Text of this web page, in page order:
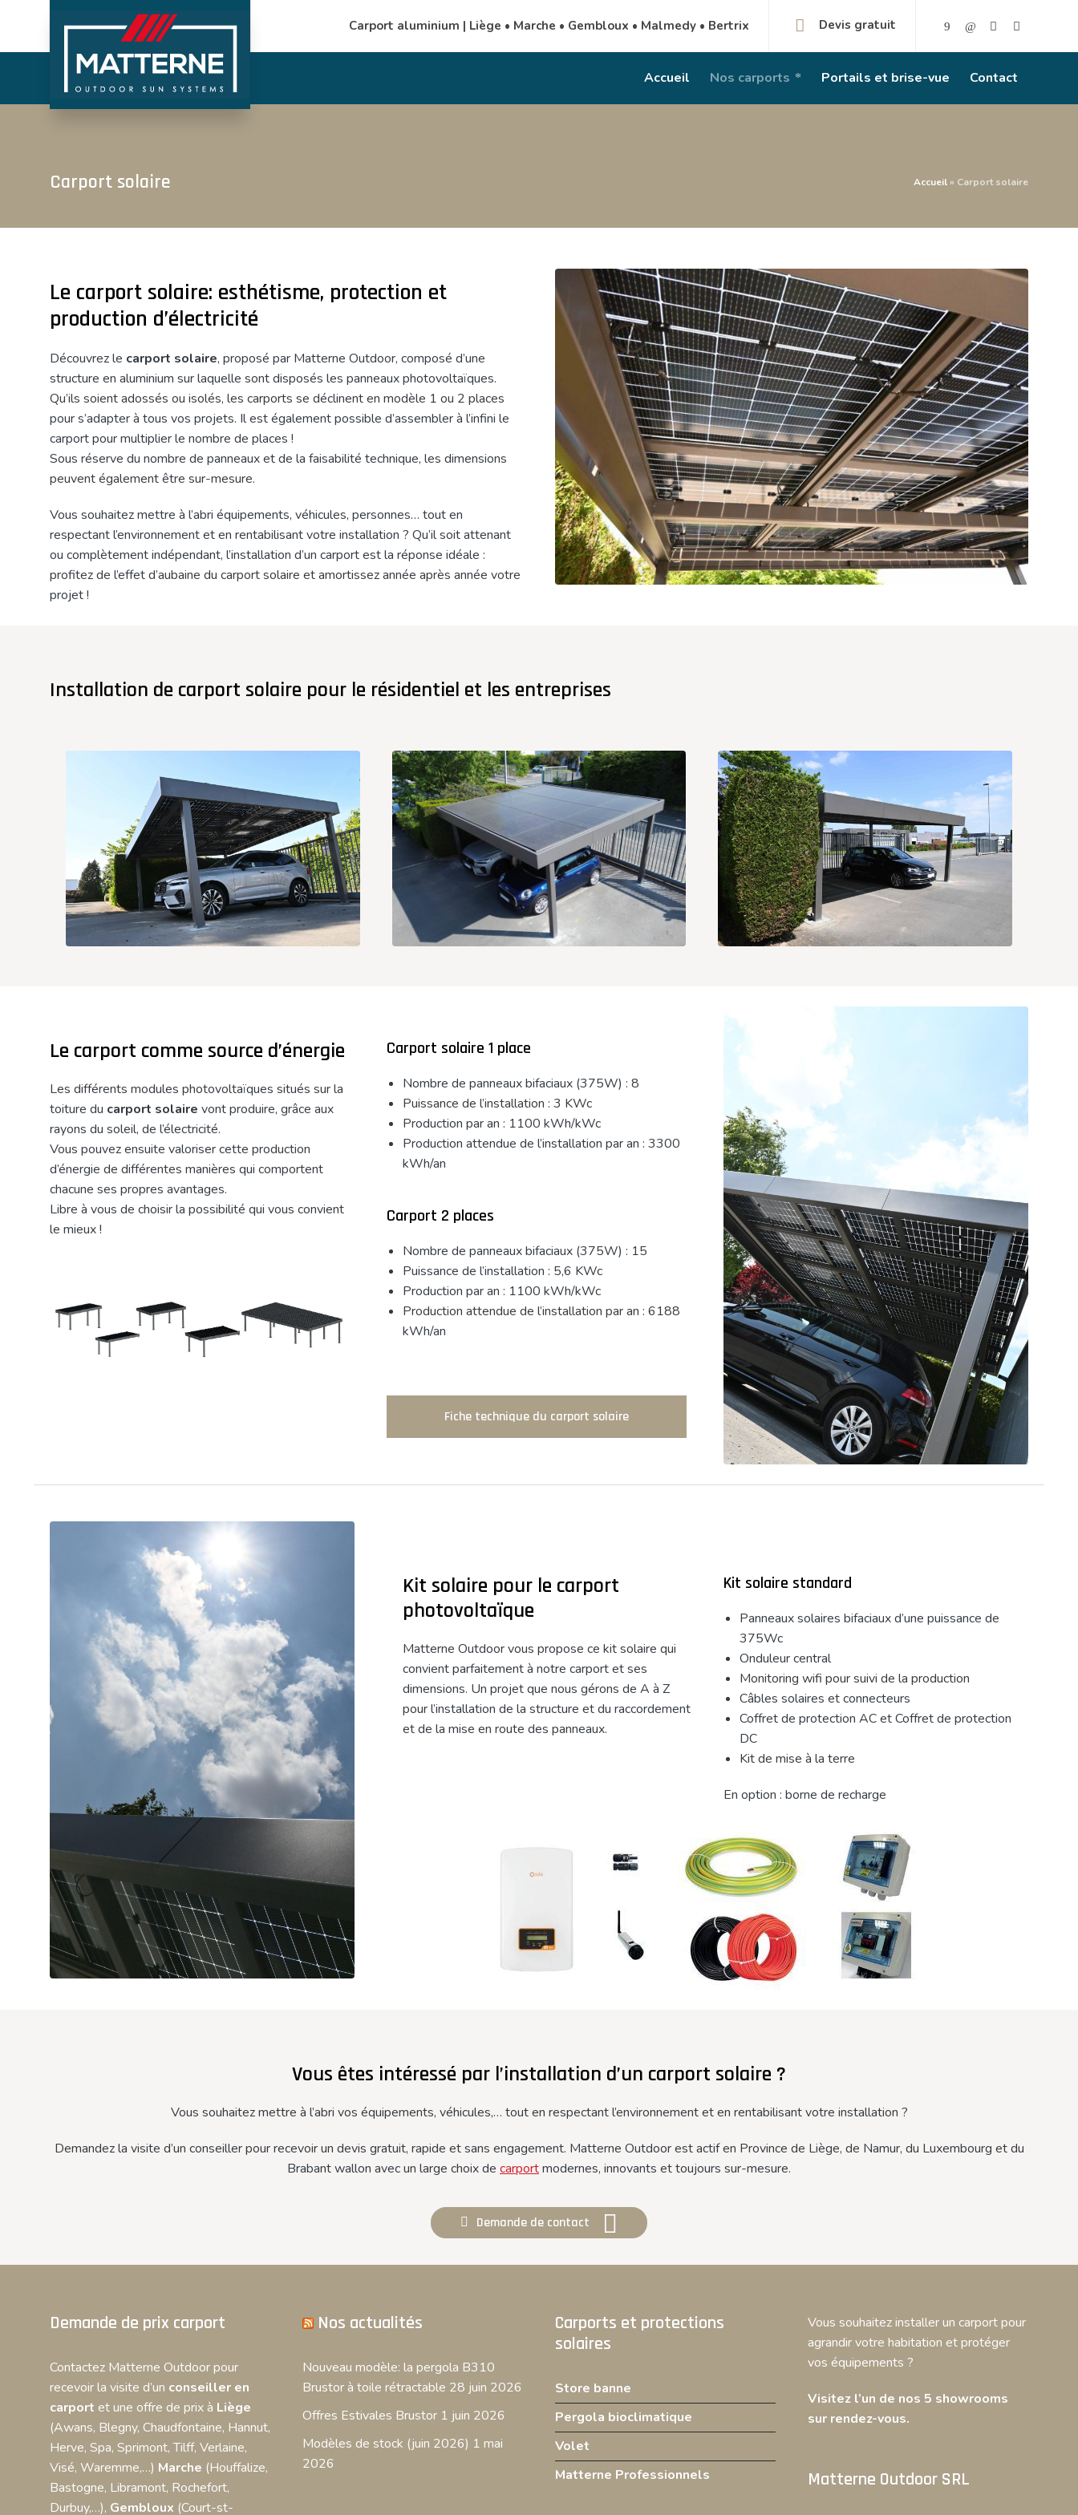
Carport aluminium | Liège • Marche • Gembloux • Malmedy • Bertrix Devis gratuit
Accueil Nos carports Portails et brise-vue Contact
Carport solaire Accueil » Carport solaire
Le carport solaire: esthétisme, protection et
production d’électricité
Découvrez le carport solaire, proposé par Matterne Outdoor, composé d’une
structure en aluminium sur laquelle sont disposés les panneaux photovoltaïques.
Qu’ils soient adossés ou isolés, les carports se déclinent en modèle 1 ou 2 places
pour s’adapter à tous vos projets. Il est également possible d’assembler à l’infini le
carport pour multiplier le nombre de places !
Sous réserve du nombre de panneaux et de la faisabilité technique, les dimensions
peuvent également être sur-mesure.
Vous souhaitez mettre à l’abri équipements, véhicules, personnes… tout en
respectant l’environnement et en rentabilisant votre installation ? Qu’il soit attenant
ou complètement indépendant, l’installation d’un carport est la réponse idéale :
profitez de l’effet d’aubaine du carport solaire et amortissez année après année votre
projet !
Installation de carport solaire pour le résidentiel et les entreprises
Le carport comme source d’énergie
Les différents modules photovoltaïques situés sur la
toiture du carport solaire vont produire, grâce aux
rayons du soleil, de l’électricité.
Vous pouvez ensuite valoriser cette production
d’énergie de différentes manières qui comportent
chacune ses propres avantages.
Libre à vous de choisir la possibilité qui vous convient
le mieux !
Carport solaire 1 place
Nombre de panneaux bifaciaux (375W) : 8
Puissance de l’installation : 3 KWc
Production par an : 1100 kWh/kWc
Production attendue de l’installation par an : 3300
kWh/an
Carport 2 places
Nombre de panneaux bifaciaux (375W) : 15
Puissance de l’installation : 5,6 KWc
Production par an : 1100 kWh/kWc
Production attendue de l’installation par an : 6188
kWh/an
Fiche technique du carport solaire
Kit solaire pour le carport
photovoltaïque
Matterne Outdoor vous propose ce kit solaire qui
convient parfaitement à notre carport et ses
dimensions. Un projet que nous gérons de A à Z
pour l’installation de la structure et du raccordement
et de la mise en route des panneaux.
Kit solaire standard
Panneaux solaires bifaciaux d’une puissance de
375Wc
Onduleur central
Monitoring wifi pour suivi de la production
Câbles solaires et connecteurs
Coffret de protection AC et Coffret de protection
DC
Kit de mise à la terre
En option : borne de recharge
Vous êtes intéressé par l’installation d’un carport solaire ?
Vous souhaitez mettre à l’abri vos équipements, véhicules,… tout en respectant l’environnement et en rentabilisant votre installation ?
Demandez la visite d’un conseiller pour recevoir un devis gratuit, rapide et sans engagement. Matterne Outdoor est actif en Province de Liège, de Namur, du Luxembourg et du
Brabant wallon avec un large choix de carportmodernes, innovants et toujours sur-mesure.
Demande de contact
Demande de prix carport
Contactez Matterne Outdoor pour
recevoir la visite d’un conseiller en
carport et une offre de prix à Liège
(Awans, Blegny, Chaudfontaine, Hannut,
Herve, Spa, Sprimont, Tilff, Verlaine,
Visé, Waremme,…) Marche (Houffalize,
Bastogne, Libramont, Rochefort,
Durbuy,…), Gembloux (Court-st-
Nos actualités
Nouveau modèle: la pergola B310
Brustor à toile rétractable 28 juin 2026
Offres Estivales Brustor 1 juin 2026
Modèles de stock (juin 2026) 1 mai
2026
Carports et protections
solaires
Store banne
Pergola bioclimatique
Volet
Matterne Professionnels
Vous souhaitez installer un carport pour
agrandir votre habitation et protéger
vos équipements ?
Visitez l’un de nos 5 showrooms
sur rendez-vous.
Matterne Outdoor SRL